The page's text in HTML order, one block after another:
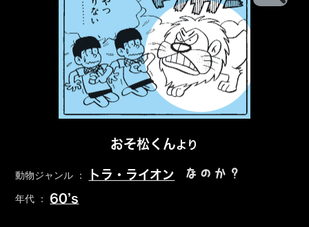
おそ松くんより
動物ジャンル ： トラ・ライオン なのか？
年代 ： 60’s